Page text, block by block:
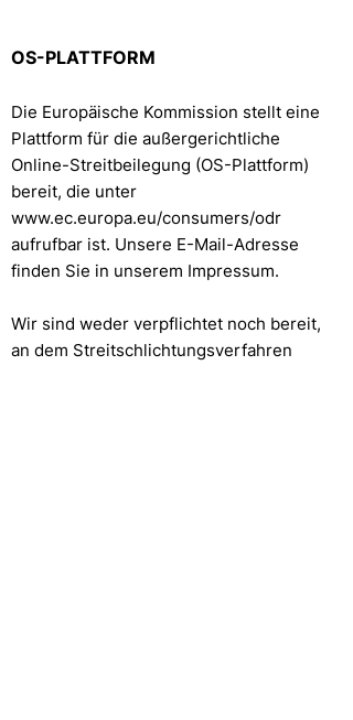
OS-PLATTFORM
Die Europäische Kommission stellt eine
Plattform für die außergerichtliche
Online-Streitbeilegung (OS-Plattform)
bereit, die unter
www.ec.europa.eu/consumers/odr
aufrufbar ist. Unsere E-Mail-Adresse
finden Sie in unserem Impressum.
Wir sind weder verpflichtet noch bereit,
an dem Streitschlichtungsverfahren